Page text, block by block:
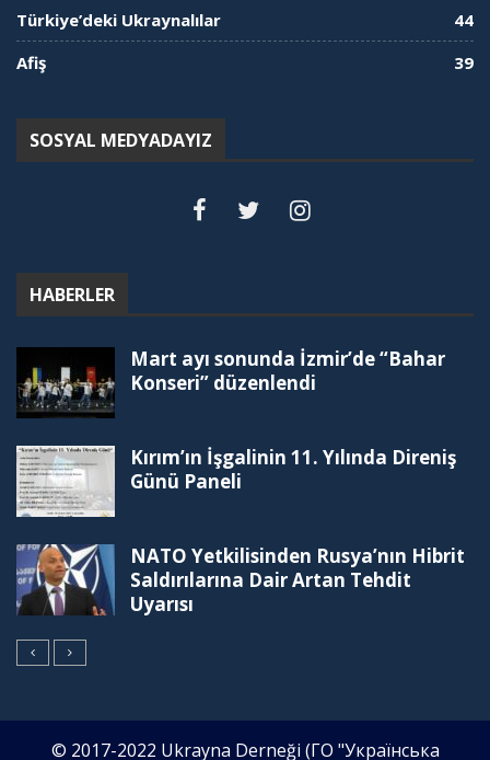
Türkiye’deki Ukraynalılar
44
Afiş
39
SOSYAL MEDYADAYIZ
HABERLER
Mart ayı sonunda İzmir’de “Bahar
Konseri” düzenlendi
Kırım’ın İşgalinin 11. Yılında Direniş
Günü Paneli
NATO Yetkilisinden Rusya’nın Hibrit
Saldırılarına Dair Artan Tehdit
Uyarısı
© 2017-2022 Ukrayna Derneği (ГО "Українська